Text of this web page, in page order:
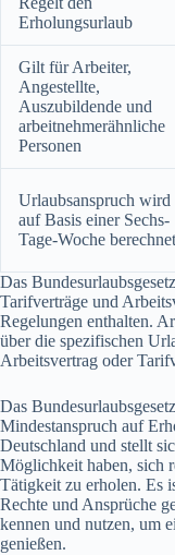
Erholungsurlaub
Gilt für Arbeiter,
Angestellte,
Auszubildende und
arbeitnehmerähnliche
Personen
Urlaubsanspruch wird
auf Basis einer Sechs-
Tage-Woche berechnet
Das
Tarifverträge und
Regelungen enthalten.
über die spezifischen
Arbeitsvertrag oder
Das
Mindestanspruch auf
Deutschland und stellt
Möglichkeit haben, sich
Tätigkeit zu erholen. Es
Rechte und Ansprüche
kennen und nutzen, um
genießen.